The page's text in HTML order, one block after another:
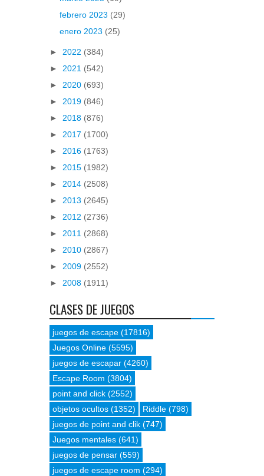
febrero 2023 (29)
enero 2023 (25)
► 2022 (384)
► 2021 (542)
► 2020 (693)
► 2019 (846)
► 2018 (876)
► 2017 (1700)
► 2016 (1763)
► 2015 (1982)
► 2014 (2508)
► 2013 (2645)
► 2012 (2736)
► 2011 (2868)
► 2010 (2867)
► 2009 (2552)
► 2008 (1911)
CLASES DE JUEGOS
juegos de escape (17816)
Juegos Online (5595)
juegos de escapar (4260)
Escape Room (3804)
point and click (2552)
objetos ocultos (1352) Riddle (798)
juegos de point and clik (747)
Juegos mentales (641)
juegos de pensar (559)
juegos de escape room (294)